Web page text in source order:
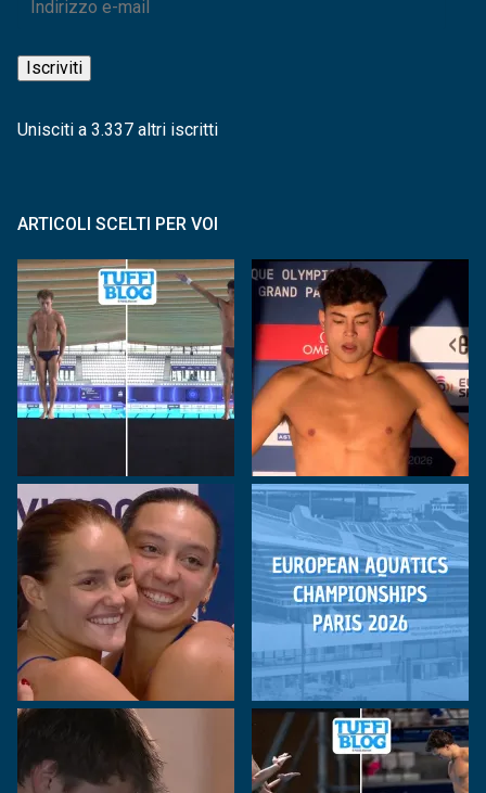
mail
Iscriviti
Unisciti a 3.337 altri iscritti
ARTICOLI SCELTI PER VOI